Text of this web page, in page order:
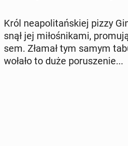
Król ne­apo­li­tań­skiej pizzy
snął jej mi­ło­śni­ka­mi,
sem. Złamał tym samym
wo­ła­ło to duże po­ru­sze­nie...